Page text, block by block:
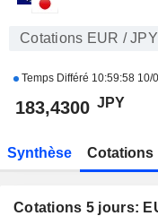
Cotations EUR / JPY
Temps Différé 10:59:58 10/
183,4300 JPY
Synthèse Cotations
Cotations 5 jours: